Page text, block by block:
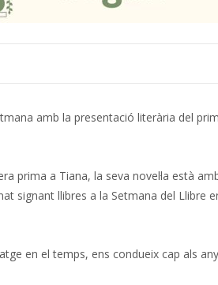
amb la presentació literària del
prima a Tiana, la seva novel·la està
signant llibres a la Setmana del Llibre
en el temps, ens condueix cap als